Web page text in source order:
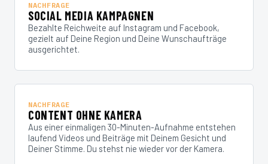
NACHFRAGE
SOCIAL MEDIA KAMPAGNEN
Bezahlte Reichweite auf Instagram und Facebook,
gezielt auf Deine Region und Deine Wunschaufträge
ausgerichtet.
NACHFRAGE
CONTENT OHNE KAMERA
Aus einer einmaligen 30-Minuten-Aufnahme entstehen
laufend Videos und Beiträge mit Deinem Gesicht und
Deiner Stimme. Du stehst nie wieder vor der Kamera.